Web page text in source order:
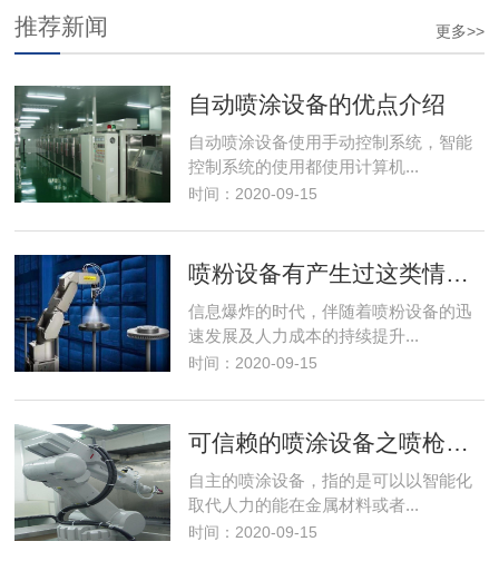
更多>>
推荐新闻
自动喷涂设备的优点介绍
自动喷涂设备使用手动控制系统，智能
控制系统的使用都使用计算机...
时间：2020-09-15
喷粉设备有产生过这类情况吗?
信息爆炸的时代，伴随着喷粉设备的迅
速发展及人力成本的持续提升...
时间：2020-09-15
可信赖的喷涂设备之喷枪应当如何安全使用
自主的喷涂设备，指的是可以以智能化
取代人力的能在金属材料或者...
时间：2020-09-15